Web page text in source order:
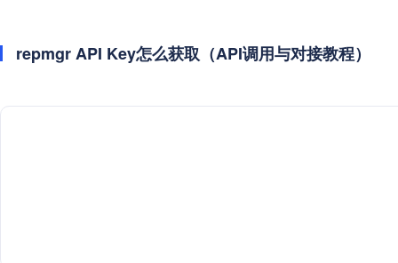
repmgr API Key怎么获取（API调用与对接教程）